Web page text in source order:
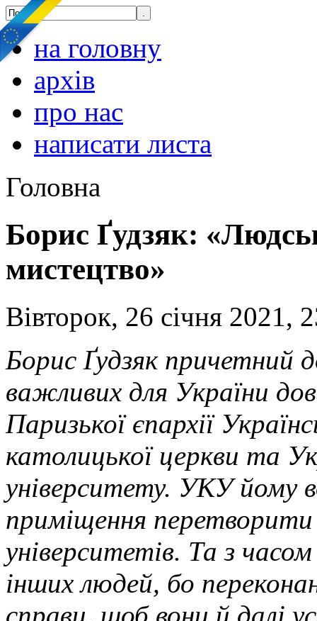
на головну
архів
про нас
написати листа
Головна
Борис Ґудзяк:
мистецтво»
Вівторок, 26 січня 2021,
Борис Ґудзяк причетний
важливих для України
Паризької єпархії
католицької церкви та
університету. УКУ йому
приміщення перетворити
університетів. Та з
інших людей, бо
справи, щоб вони й далі